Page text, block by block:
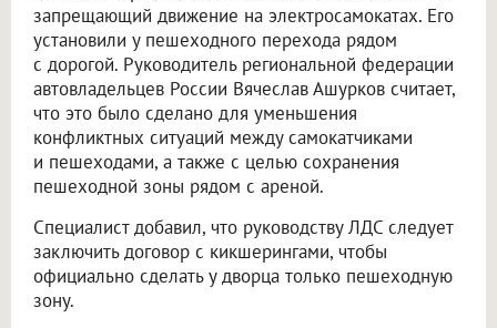
запрещающий движение на электросамокатах. Его
установили у пешеходного перехода рядом
с дорогой. Руководитель региональной федерации
автовладельцев России Вячеслав Ашурков считает,
что это было сделано для уменьшения
конфликтных ситуаций между самокатчиками
и пешеходами, а также с целью сохранения
пешеходной зоны рядом с ареной.
Специалист добавил, что руководству ЛДС следует
заключить договор с кикшерингами, чтобы
официально сделать у дворца только пешеходную
зону.